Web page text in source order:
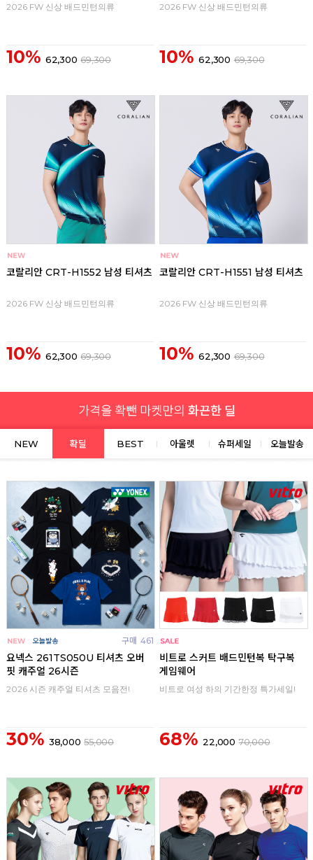
2026 FW 신상 배드민턴의류
10% 62,300 69,300
2026 FW 신상 배드민턴의류
10% 62,300 69,300
코랄리안 CRT-H1552 남성 티셔츠
2026 FW 신상 배드민턴의류
10% 62,300 69,300
코랄리안 CRT-H1551 남성 티셔츠
2026 FW 신상 배드민턴의류
10% 62,300 69,300
NEW 확딜 BEST 아울렛 슈퍼세일 오늘발송
구매 461
요넥스 261TS050U 티셔츠 오버
핏 캐주얼 26시즌
2026 시즌 캐주얼 티셔츠 모음전!
30% 38,000 55,000
비트로 스커트 배드민턴복 탁구복
게임웨어
비트로 여성 하의 기간한정 특가세일!
68% 22,000 70,000